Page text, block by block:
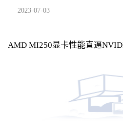
2023-07-03
AMD MI250显卡性能直逼